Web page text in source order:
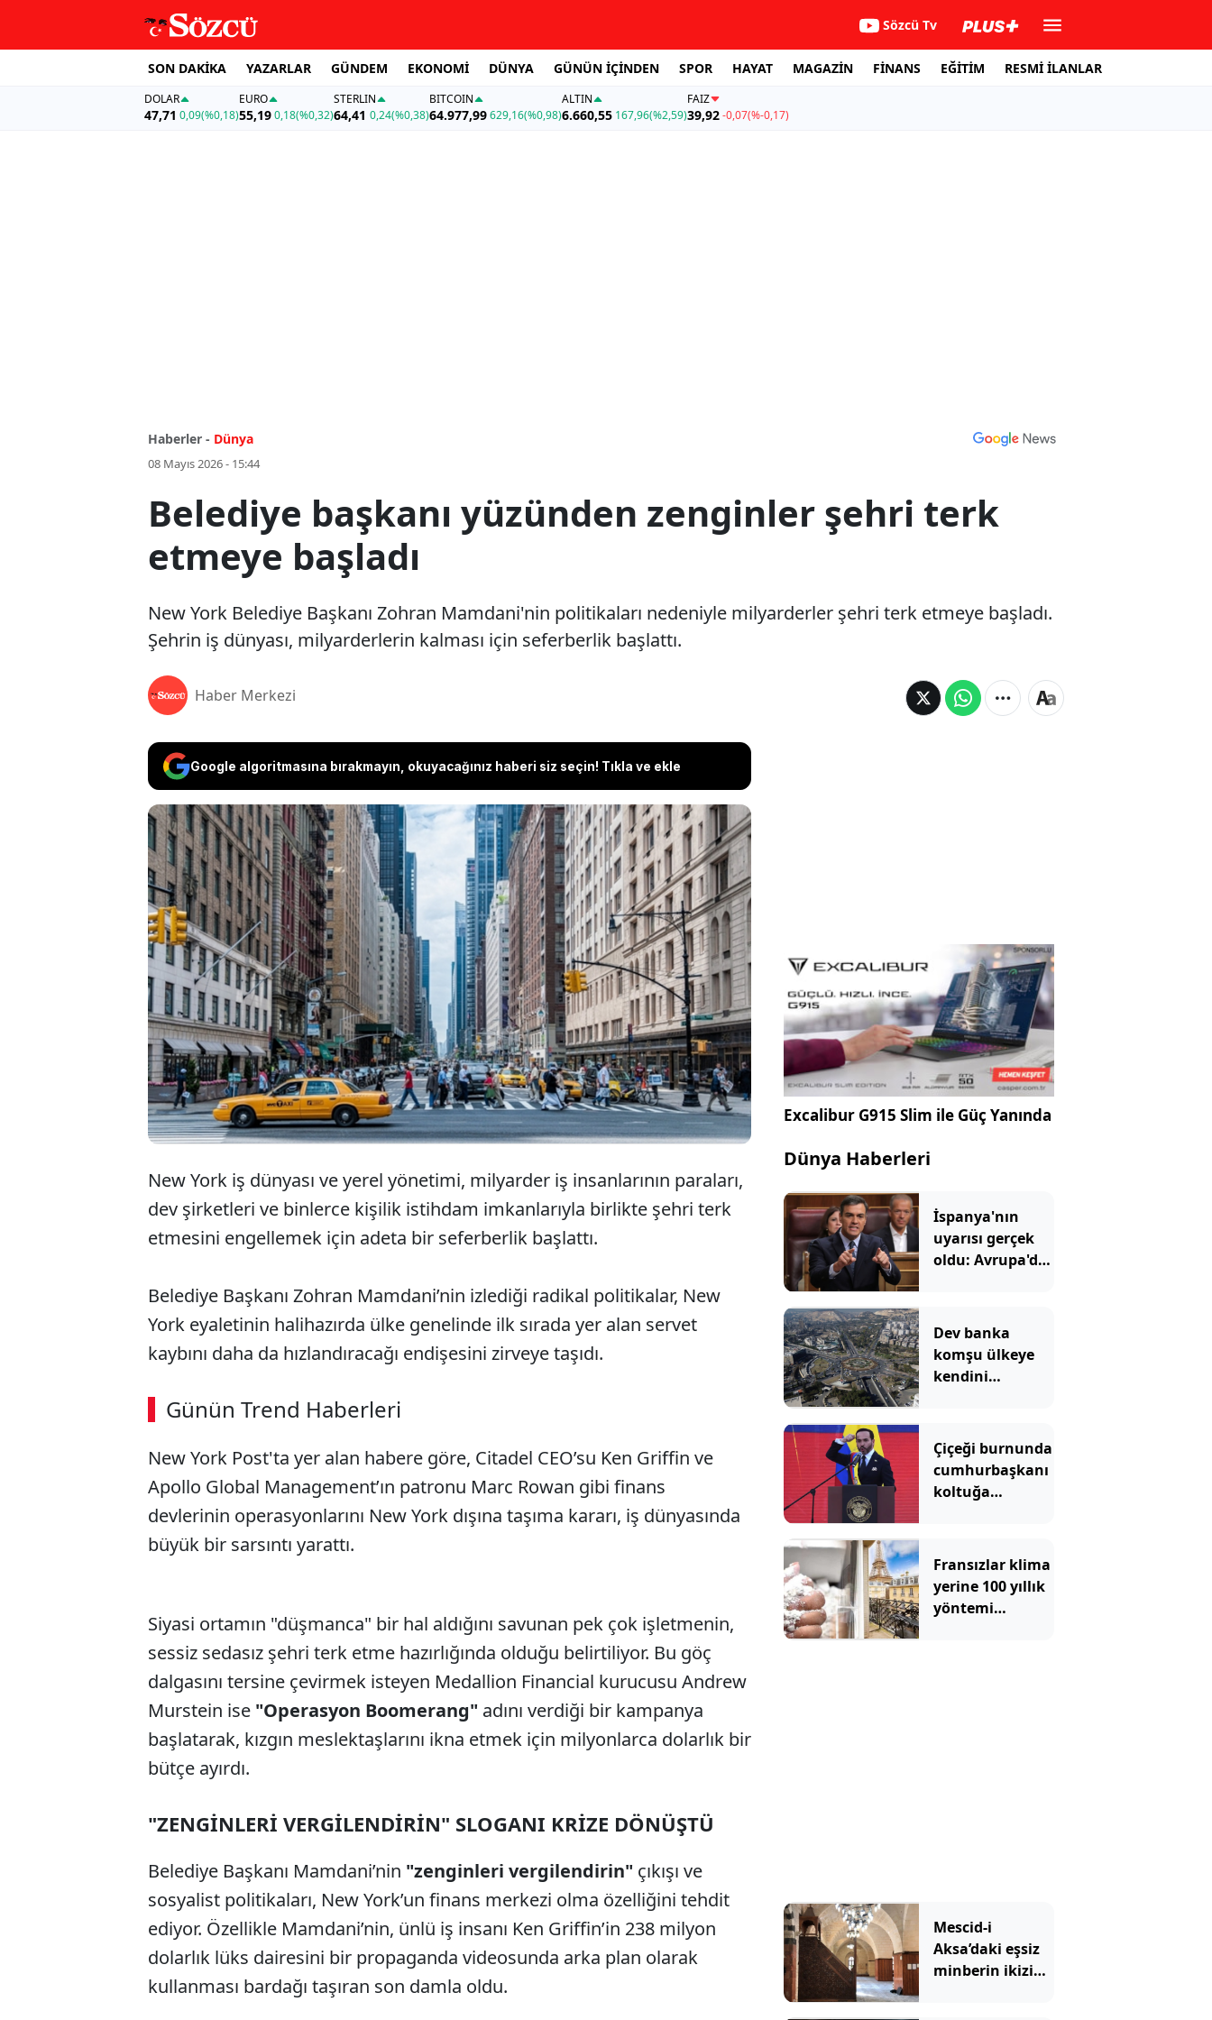
Sözcü Tv
SON DAKİKA YAZARLAR GÜNDEM EKONOMİ DÜNYA GÜNÜN İÇİNDEN SPOR HAYAT MAGAZİN FİNANS EĞİTİM RESMİ İLANLAR
DOLAR
47,71 0,09(%0,18)
EURO
55,19 0,18(%0,32)
STERLIN
64,41 0,24(%0,38)
BITCOIN
64.977,99629,16(%0,98)
ALTIN
6.660,55 167,96(%2,59)
FAİZ
39,92-0,07(%-0,17)
Haberler - Dünya
08 Mayıs 2026 - 15:44
Belediye başkanı yüzünden zenginler şehri terk
etmeye başladı
New York Belediye Başkanı Zohran Mamdani'nin politikaları nedeniyle milyarderler şehri terk etmeye başladı.
Şehrin iş dünyası, milyarderlerin kalması için seferberlik başlattı.
Haber Merkezi
Google algoritmasına bırakmayın, okuyacağınız haberi siz seçin! Tıkla ve ekle
New York Belediye Başkanı Zohran Mamdani'nin
politikaları nedeniyle milyarderler şehri terk etmeye
başladı. Şehrin iş dünyası, milyarderlerin kalması için
seferberlik başlattı.
New York iş dünyası ve yerel yönetimi, milyarder iş insanlarının paraları,
dev şirketleri ve binlerce kişilik istihdam imkanlarıyla birlikte şehri terk
etmesini engellemek için adeta bir seferberlik başlattı.
Belediye Başkanı Zohran Mamdani’nin izlediği radikal politikalar, New
York eyaletinin halihazırda ülke genelinde ilk sırada yer alan servet
kaybını daha da hızlandıracağı endişesini zirveye taşıdı.
Günün Trend Haberleri
00:02 / 08:43
Sesi Aç
New York Post'ta yer alan habere göre, Citadel CEO’su Ken Griffin ve
Apollo Global Management’ın patronu Marc Rowan gibi finans
devlerinin operasyonlarını New York dışına taşıma kararı, iş dünyasında
büyük bir sarsıntı yarattı.
Siyasi ortamın "düşmanca" bir hal aldığını savunan pek çok işletmenin,
sessiz sedasız şehri terk etme hazırlığında olduğu belirtiliyor. Bu göç
dalgasını tersine çevirmek isteyen Medallion Financial kurucusu Andrew
Murstein ise "Operasyon Boomerang" adını verdiği bir kampanya
başlatarak, kızgın meslektaşlarını ikna etmek için milyonlarca dolarlık bir
bütçe ayırdı.
"ZENGİNLERİ VERGİLENDİRİN" SLOGANI KRİZE DÖNÜŞTÜ
Belediye Başkanı Mamdani’nin "zenginleri vergilendirin" çıkışı ve
sosyalist politikaları, New York’un finans merkezi olma özelliğini tehdit
ediyor. Özellikle Mamdani’nin, ünlü iş insanı Ken Griffin’in 238 milyon
dolarlık lüks dairesini bir propaganda videosunda arka plan olarak
kullanması bardağı taşıran son damla oldu.
Excalibur G915 Slim ile Güç Yanında
Dünya Haberleri
İspanya'nın
uyarısı gerçek
oldu: Avrupa'da
Dev banka
komşu ülkeye
kendini
dolar para verdi
Çiçeği burnunda
cumhurbaşkanı
koltuğa
başkentini
gözden çıkardı
Fransızlar klima
yerine 100 yıllık
yöntemi
Mescid-i
Aksa’daki eşsiz
minberin ikizi